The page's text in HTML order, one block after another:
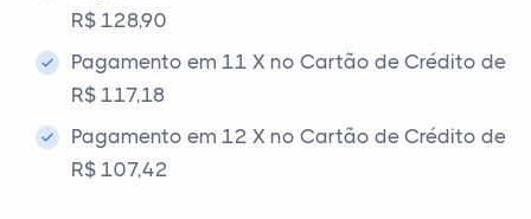
R$ 128,90
Pagamento em 11 X no Cartão de Crédito de
R$ 117,18
Pagamento em 12 X no Cartão de Crédito de
R$ 107,42